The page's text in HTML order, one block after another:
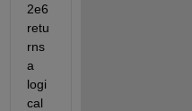
2e6
retu
rns
a
logi
cal